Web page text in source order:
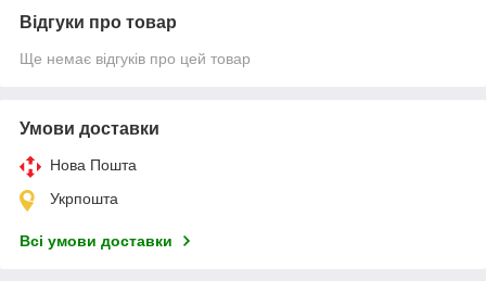
Відгуки про товар
Ще немає відгуків про цей товар
Умови доставки
Нова Пошта
Укрпошта
Всі умови доставки